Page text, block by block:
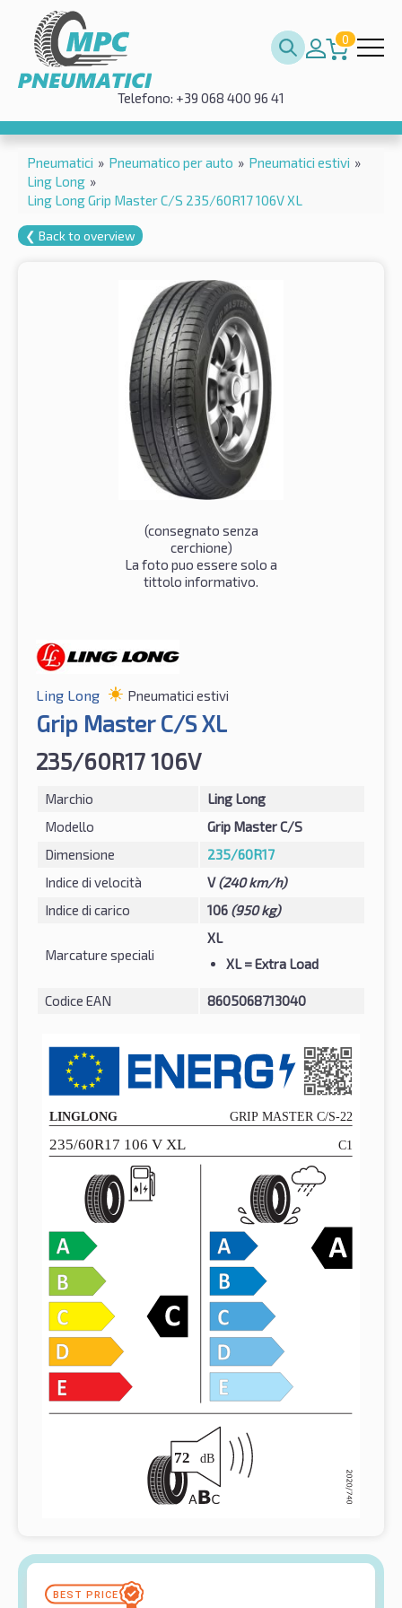
0
Telefono: +39 068 400 96 41
Pneumatici » Pneumatico per auto » Pneumatici estivi »
Ling Long »
Ling Long Grip Master C/S 235/60R17 106V XL
❮ Back to overview
(consegnato senza
cerchione)
La foto puo essere solo a
tittolo informativo.
Ling Long Pneumatici estivi
Grip Master C/S XL
235/60R17 106V
Marchio
Ling Long
Modello
Grip Master C/S
Dimensione
235/60R17
Indice di velocità
V(240 km/h)
Indice di carico
106 (950 kg)
Marcature speciali
XL
XL= Extra Load
Codice EAN 8605068713040